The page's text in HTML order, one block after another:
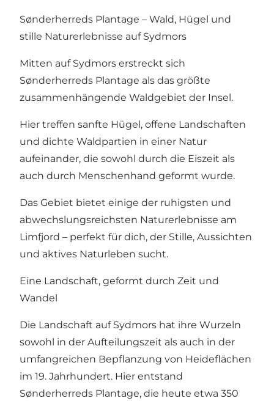
Sønderherreds Plantage – Wald, Hügel und
stille Naturerlebnisse auf Sydmors
Mitten auf Sydmors erstreckt sich
Sønderherreds Plantage als das größte
zusammenhängende Waldgebiet der Insel.
Hier treffen sanfte Hügel, offene Landschaften
und dichte Waldpartien in einer Natur
aufeinander, die sowohl durch die Eiszeit als
auch durch Menschenhand geformt wurde.
Das Gebiet bietet einige der ruhigsten und
abwechslungsreichsten Naturerlebnisse am
Limfjord – perfekt für dich, der Stille, Aussichten
und aktives Naturleben sucht.
Eine Landschaft, geformt durch Zeit und
Wandel
Die Landschaft auf Sydmors hat ihre Wurzeln
sowohl in der Aufteilungszeit als auch in der
umfangreichen Bepflanzung von Heideflächen
im 19. Jahrhundert. Hier entstand
Sønderherreds Plantage, die heute etwa 350